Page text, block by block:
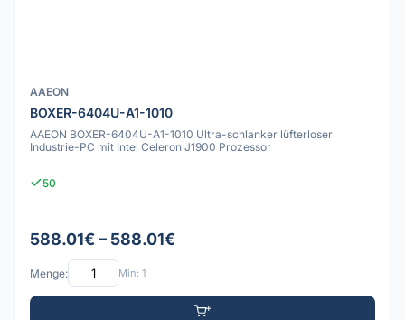
AAEON
BOXER-6404U-A1-1010
AAEON BOXER-6404U-A1-1010 Ultra-schlanker lüfterloser
Industrie-PC mit Intel Celeron J1900 Prozessor
50
588.01€ – 588.01€
Menge: Min: 1